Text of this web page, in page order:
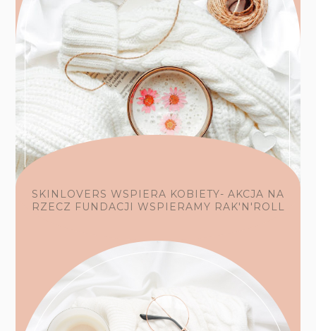
SKINLOVERS WSPIERA KOBIETY- AKCJA NA
RZECZ FUNDACJI WSPIERAMY RAK'N'ROLL